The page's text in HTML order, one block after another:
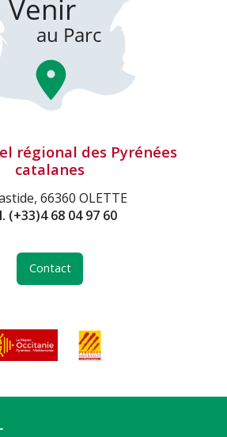
régional des Pyrénées
catalanes
66360 OLETTE
(+33)4 68 04 97 60
Contact